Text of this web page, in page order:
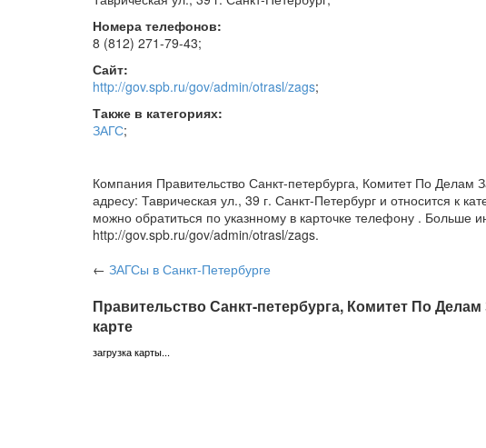
Номера телефонов:
8 (812) 271-79-43;
Сайт:
http://gov.spb.ru/gov/admin/otrasl/zags;
Также в категориях:
ЗАГС;
Компания Правительство Санкт-петербурга, Комитет По
адресу: Таврическая ул., 39 г. Санкт-Петербург и относится к
можно обратиться по указнному в карточке телефону .
http://gov.spb.ru/gov/admin/otrasl/zags.
← ЗАГСы в Санкт-Петербурге
Правительство Санкт-петербурга, Комитет По
карте
загрузка карты...